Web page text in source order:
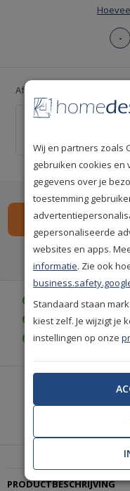
-
Afsnijliniaal voor strakke
Spaar97
Gratis bezorgd vanaf
Gratis retourneren
Gratis achteraf
Heeft u hulp
+31(0)85
PRODUCTBESCHRIJVING
Wij en partners zoals
gebruiken cookies en
gegevens over je
toestemming
gepersonaliseerde
websites en apps.
informatie. Zie ook
Standaard staan
kiest zelf. Je wijzigt je
instellingen op onze